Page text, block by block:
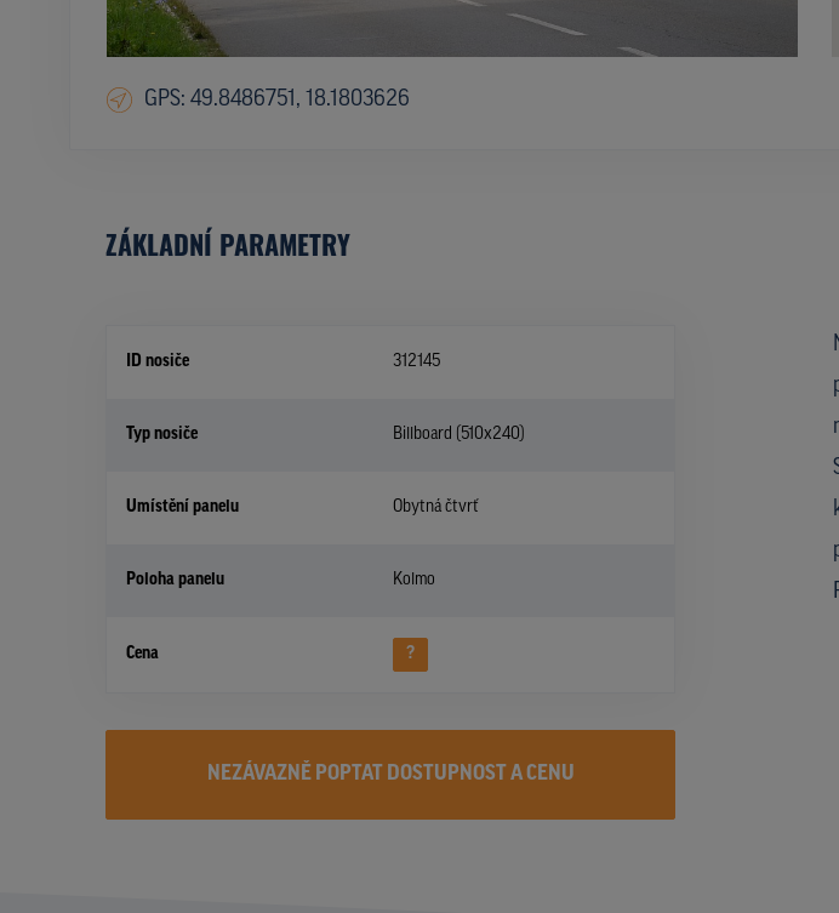
GPS: 49.8486751, 18.1803626
ZÁKLADNÍ PARAMETRY
ID nosiče 312145
Typ nosiče Billboard (510x240)
Umístění panelu Obytná čtvrť
Poloha panelu Kolmo
Cena ?
NEZÁVAZNĚ POPTAT DOSTUPNOST A CENU